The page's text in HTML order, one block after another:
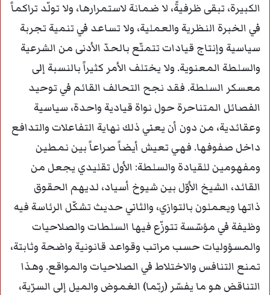
الكبيرة، تبقى ظرفيةً، لا ضمانة لاستمرارها، ولا تولّد تراكماً
في الخبرة النظرية والعملية، ولا تساعد في تنمية تجربة
سياسية وإنتاج قيادات تتمتّع بالحدّ الأدنى من الشرعية
والسلطة المعنوية. ولا يختلف الأمر كثيراً بالنسبة إلى
معسكر السلطة. فقد نجح التحالف القائم في توحيد
الفصائل المتناحرة حول نواة قيادية واحدة، سياسية
وعقائدية، من دون أن يعني ذلك نهاية التفاعلات والتدافع
داخل صفوفها. فهي تعيش أيضاً صراعاً بين نمطين
ومفهومين للقيادة والسلطة: الأول تقليدي يجعل من
القائد، الشيخ الأوّل بين شيوخ أسياد، لديهم الحقوق
ذاتها ويعملون بالتوازي، والثاني حديث تشكّل الرئاسة فيه
وظيفة في مؤسّسة تتوزّع فيها السلطات والصلاحيات
والمسؤوليات حسب مراتب وقواعد قانونية واضحة وثابتة،
تمنع التنافس والاختلاط في الصلاحيات والمواقع. وهذا
التناقض هو ما يفسّر (ربّما) الغموض والميل إلى السرّية،